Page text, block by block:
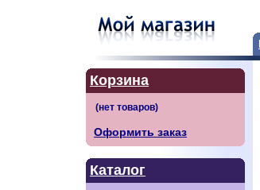
Корзина
Оформить заказ
Каталог